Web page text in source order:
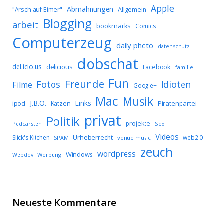
"Arsch auf Eimer" Abmahnungen Allgemein Apple
arbeit Blogging bookmarks Comics
Computerzeug daily photo datenschutz
del.icio.us delicious dobschat Facebook familie
Filme Fotos Freunde Fun Google+ Idioten
ipod J.B.O. Katzen Links Mac Musik Piratenpartei
Podcarsten Politik privat projekte Sex
Slick's Kitchen SPAM Urheberrecht venue music Videos web2.0
Webdev Werbung Windows wordpress zeuch
Neueste Kommentare